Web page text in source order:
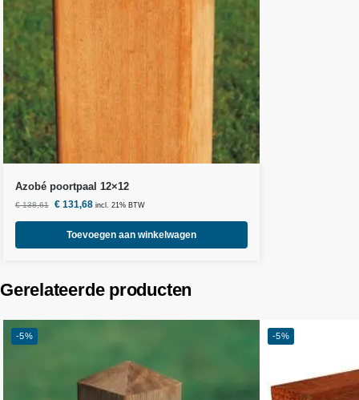
Azobé poortpaal 12×12
€138,61 €131,68 incl. 21% BTW
Toevoegen aan winkelwagen
Gerelateerde producten
-5% -5%